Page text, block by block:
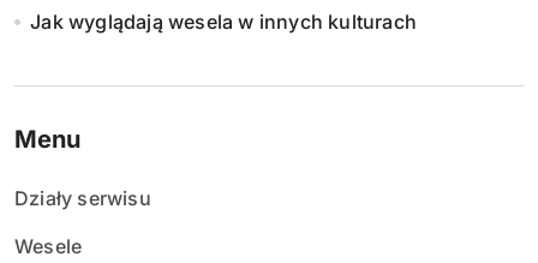
Jak wyglądają wesela w innych kulturach
Menu
Działy serwisu
Wesele